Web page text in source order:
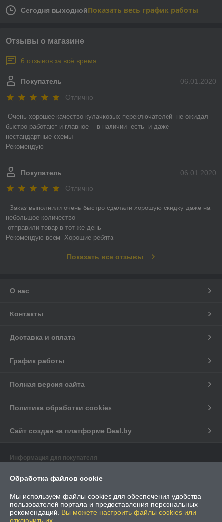
Сегодня выходнойПоказать весь график работы
Отзывы о магазине
6 отзывов за всё время
06.01.2020
Покупатель
Отлично
Очень хорошее качество кулачковых переключателей  не ожидал
быстро работают и главное  - в наличии  есть  и даже
нестандартные схемы
Рекомендую
06.01.2020
Покупатель
Отлично
Заказ выполнили очень быстро сделали хорошую скидку даже на
небольшое количество
Рекомендую всем  Хорошие ребята
Показать все отзывы
О нас
Контакты
Доставка и оплата
График работы
Полная версия сайта
Политика обработки cookies
Сайт создан на платформе Deal.by
Информация для покупателя
220125, Минская обл., Минский р-н, Боровлянский с/с, д.Копище,
Регистрационный номер ЕГР: 691823159
УНП: 691823159
Обработка файлов cookie
Мы используем файлы cookies для обеспечения удобства
пользователей портала и предоставления персональных
рекомендаций. Вы можете настроить файлы cookies или
отключить их.